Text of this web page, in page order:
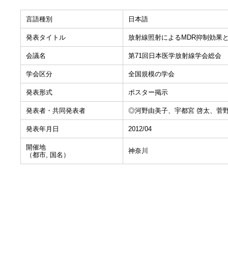
言語種別 日本語
発表タイトル 放射線照射によるMDR抑制効果
会議名 第71回日本医学放射線学会総会
学会区分 全国規模の学会
発表形式 ポスター掲示
発表者・共同発表者 ◎河野由美子、宇都宮 啓太、菅
発表年月日 2012/04
開催地
（都市, 国名）
神奈川